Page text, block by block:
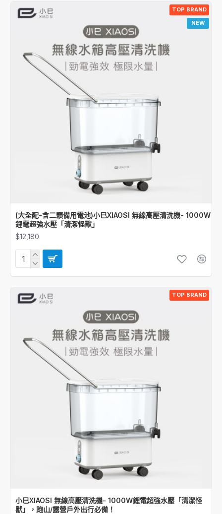
NEW
TOP BRAND
(大全配-含二顆備用電池)小巳XIAOSI 無線高壓清洗機- 1000W
鋰電超強水壓「清潔怪獸」
$12,180
TOP BRAND
小巳XIAOSI 無線高壓清洗機- 1000W鋰電超強水壓「清潔怪
獸」，跑山/露營戶外出行必備！